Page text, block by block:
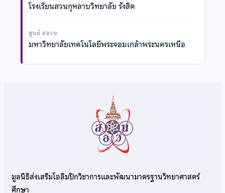
โรงเรียนสวนกุหลาบวิทยาลัย รังสิต
ศูนย์ สอวน.
มหาวิทยาลัยเทคโนโลยีพระจอมเกล้าพระนครเหนือ
มูลนิธิส่งเสริมโอลิมปิกวิชาการและพัฒนามาตรฐานวิทยาศาสตร์
ศึกษา